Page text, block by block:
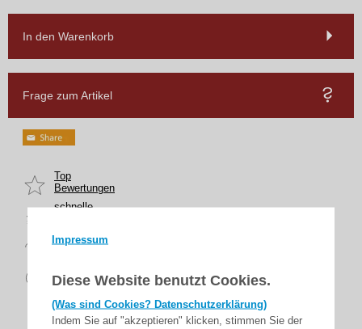
Impressum
Diese Website benutzt Cookies.
(Was sind Cookies? Datenschutzerklärung)
Indem Sie auf "akzeptieren" klicken, stimmen Sie der
In den Warenkorb
Frage zum Artikel
Top
Bewertungen
schnelle
14 Tage
Rückgaberecht
zahlen